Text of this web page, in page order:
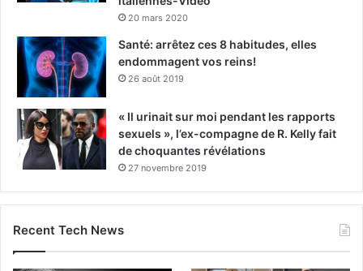
20 mars 2020
Santé: arrêtez ces 8 habitudes, elles
endommagent vos reins!
26 août 2019
« Il urinait sur moi pendant les rapports
sexuels », l’ex-compagne de R. Kelly fait
de choquantes révélations
27 novembre 2019
Recent Tech News